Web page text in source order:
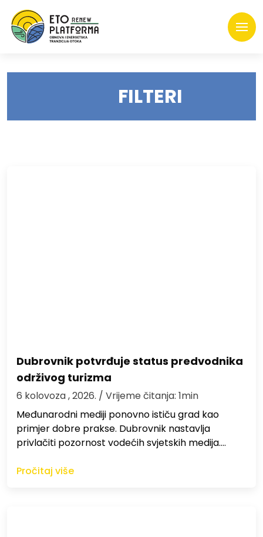
FILTERI
Dubrovnik potvrđuje status predvodnika
održivog turizma
6 kolovoza , 2026. / Vrijeme čitanja: 1min
Međunarodni mediji ponovno ističu grad kao
primjer dobre prakse. Dubrovnik nastavlja
privlačiti pozornost vodećih svjetskih medija.…
Pročitaj više